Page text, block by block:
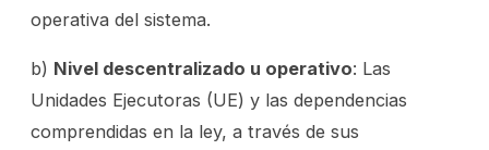
operativa del sistema.
b) Nivel descentralizado u operativo: Las
Unidades Ejecutoras (UE) y las dependencias
comprendidas en la ley, a través de sus